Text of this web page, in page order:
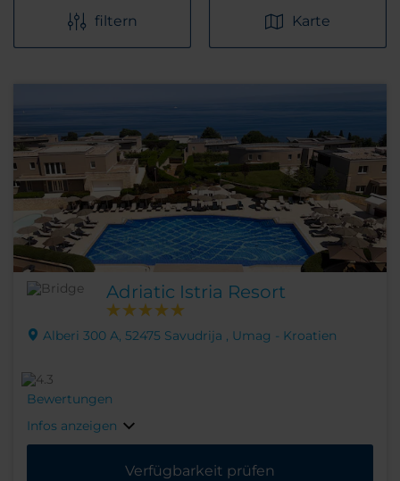
filtern Karte
Adriatic Istria Resort
Alberi 300 A, 52475 Savudrija , Umag - Kroatien
Bewertungen
Infos anzeigen
Verfügbarkeit prüfen